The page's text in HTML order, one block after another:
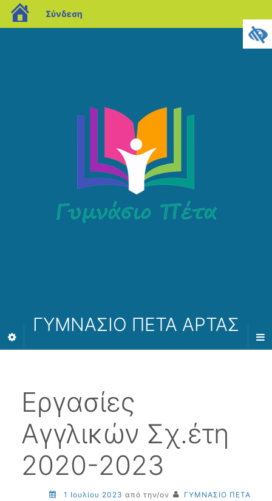
blogs.sch.gr
Σύνδεση
ΓΥΜΝΑΣΙΟ ΠΕΤΑ ΑΡΤΑΣ
Εργασίες
Αγγλικών Σχ.έτη
2020-2023
1 Ιουλίου 2023 από την/ον
ΓΥΜΝΑΣΙΟ ΠΕΤΑ